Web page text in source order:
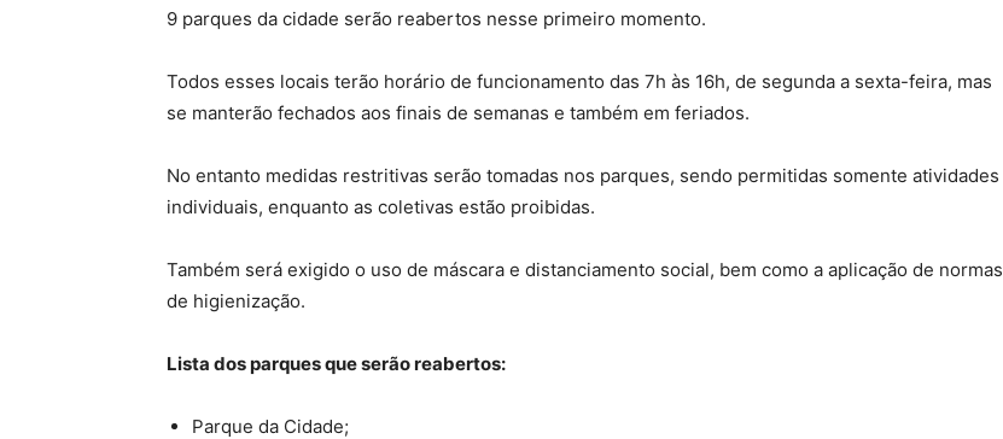
9 parques da cidade serão reabertos nesse primeiro momento.
Todos esses locais terão horário de funcionamento das 7h às 16h, de segunda a sexta-feira, mas
se manterão fechados aos finais de semanas e também em feriados.
No entanto medidas restritivas serão tomadas nos parques, sendo permitidas somente atividades
individuais, enquanto as coletivas estão proibidas.
Também será exigido o uso de máscara e distanciamento social, bem como a aplicação de normas
de higienização.
Lista dos parques que serão reabertos:
Parque da Cidade;